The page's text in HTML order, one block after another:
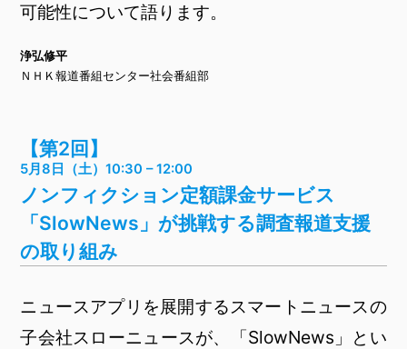
可能性について語ります。
浄弘修平
ＮＨＫ報道番組センター社会番組部
【第2回】
5月8日（土）10:30 – 12:00
ノンフィクション定額課金サービス
「SlowNews」が挑戦する調査報道支援
の取り組み
ニュースアプリを展開するスマートニュースの
子会社スローニュースが、「SlowNews」とい